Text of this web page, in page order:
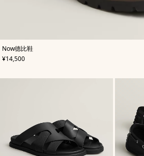
Now德比鞋
,颜
色:
棕
,
价格
¥14,500